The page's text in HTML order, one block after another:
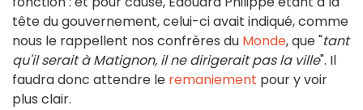
tête du gouvernement, celui-ci avait indiqué, comme
nous le rappellent nos confrères du Monde, que "tant
qu'il serait à Matignon, il ne dirigerait pas la ville". Il
faudra donc attendre le remaniement pour y voir
plus clair.